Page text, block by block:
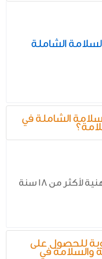
الشاملة
الشاملة في
من 18 سنة
للحصول على
والسلامة في